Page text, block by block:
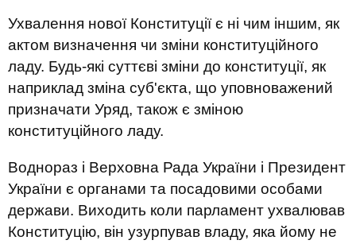
Ухвалення нової Конституції є ні чим іншим, як
актом визначення чи зміни конституційного
ладу. Будь-які суттєві зміни до конституції, як
наприклад зміна суб'єкта, що уповноважений
призначати Уряд, також є зміною
конституційного ладу.
Воднораз і Верховна Рада України і Президент
України є органами та посадовими особами
держави. Виходить коли парламент ухвалював
Конституцію, він узурпував владу, яка йому не